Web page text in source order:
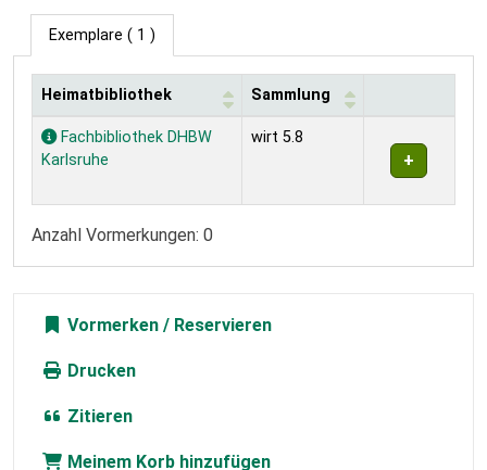
Exemplare ( 1 )
Exemplare
Heimatbibliothek Sammlung
Fachbibliothek DHBW
Karlsruhe
wirt 5.8
Anzahl Vormerkungen: 0
Vormerken
Drucken
Zitieren
Meinem Korb hinzufügen